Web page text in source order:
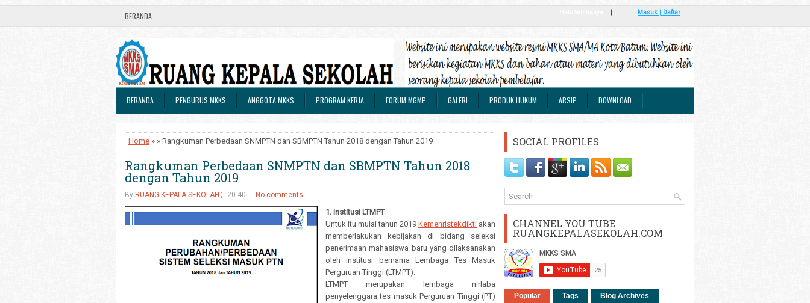
BERANDA
BERANDA PENGURUS MKKS ANGGOTA MKKS PROGRAM KERJA FORUM MGMP GALERI PRODUK HUKUM ARSIP DOWNLOAD
Home » » Rangkuman Perbedaan SNMPTN dan SBMPTN Tahun 2018 dengan Tahun 2019
Rangkuman Perbedaan SNMPTN dan SBMPTN Tahun 2018
dengan Tahun 2019
By RUANG KEPALA SEKOLAH 20.40 No comments
1. Institusi LTMPT
Untuk itu mulai tahun 2019 Kemenristekdikti akan
memberlakukan kebijakan di bidang seleksi
penerimaan mahasiswa baru yang dilaksanakan
oleh institusi bernama Lembaga Tes Masuk
Perguruan Tinggi (LTMPT).
LTMPT merupakan lembaga nirlaba
penyelenggara tes masuk Perguruan Tinggi (PT)
SOCIAL PROFILES
CHANNEL YOU TUBE
RUANGKEPALASEKOLAH.COM
Popular Tags Blog Archives
| Masuk | Daftar